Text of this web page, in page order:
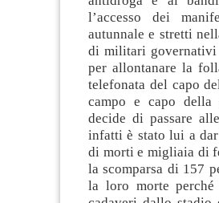
l’accesso dei
autunnale e stretti
di militari governativi
per allontanare la
telefonata del capo
campo e capo della
decide di passare
infatti è stato lui a
di morti e migliaia di
la scomparsa di 157
la loro morte